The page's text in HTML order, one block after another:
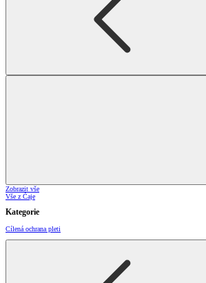
Zobrazit vše
Vše z Čaje
Kategorie
Cílená ochrana pleti